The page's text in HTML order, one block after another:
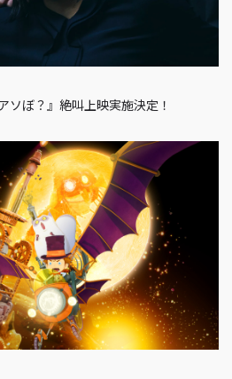
ソぼ？』絶叫上映実施決定！